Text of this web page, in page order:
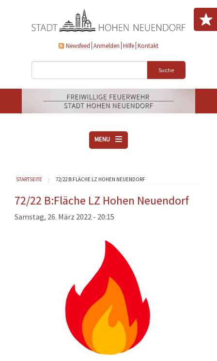
Newsfeed Anmelden Hilfe Kontakt
Suche
MENU
VEREINE
AKTUELLES
DOWNLOADS
TECHNIK
EINSÄTZE
Sie sind hier
STARTSEITE 72/22 B:FLÄCHE LZ HOHEN NEUENDORF
72/22 B:Fläche LZ Hohen Neuendorf
Samstag, 26. März 2022 - 20:15